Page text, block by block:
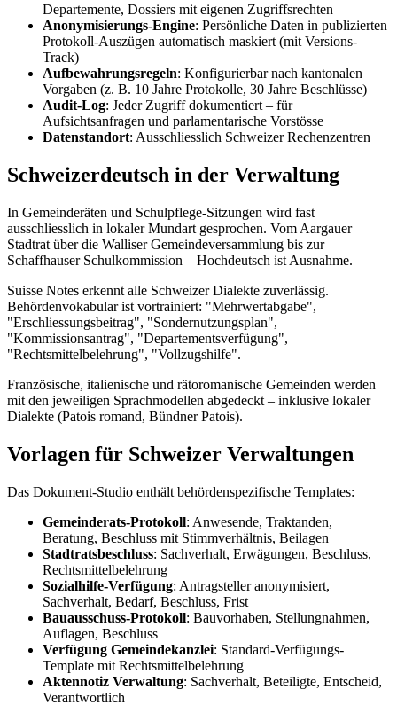
Departemente, Dossiers mit eigenen Zugriffsrechten
Anonymisierungs-Engine: Persönliche Daten in publizierten
Protokoll-Auszügen automatisch maskiert (mit Versions-
Track)
Aufbewahrungsregeln: Konfigurierbar nach kantonalen
Vorgaben (z. B. 10 Jahre Protokolle, 30 Jahre Beschlüsse)
Audit-Log: Jeder Zugriff dokumentiert – für
Aufsichtsanfragen und parlamentarische Vorstösse
Datenstandort: Ausschliesslich Schweizer Rechenzentren
Schweizerdeutsch in der Verwaltung
In Gemeinderäten und Schulpflege-Sitzungen wird fast
ausschliesslich in lokaler Mundart gesprochen. Vom Aargauer
Stadtrat über die Walliser Gemeindeversammlung bis zur
Schaffhauser Schulkommission – Hochdeutsch ist Ausnahme.
Suisse Notes erkennt alle Schweizer Dialekte zuverlässig.
Behördenvokabular ist vortrainiert: "Mehrwertabgabe",
"Erschliessungsbeitrag", "Sondernutzungsplan",
"Kommissionsantrag", "Departementsverfügung",
"Rechtsmittelbelehrung", "Vollzugshilfe".
Französische, italienische und rätoromanische Gemeinden werden
mit den jeweiligen Sprachmodellen abgedeckt – inklusive lokaler
Dialekte (Patois romand, Bündner Patois).
Vorlagen für Schweizer Verwaltungen
Das Dokument-Studio enthält behördenspezifische Templates:
Gemeinderats-Protokoll: Anwesende, Traktanden,
Beratung, Beschluss mit Stimmverhältnis, Beilagen
Stadtratsbeschluss: Sachverhalt, Erwägungen, Beschluss,
Rechtsmittelbelehrung
Sozialhilfe-Verfügung: Antragsteller anonymisiert,
Sachverhalt, Bedarf, Beschluss, Frist
Bauausschuss-Protokoll: Bauvorhaben, Stellungnahmen,
Auflagen, Beschluss
Verfügung Gemeindekanzlei: Standard-Verfügungs-
Template mit Rechtsmittelbelehrung
Aktennotiz Verwaltung: Sachverhalt, Beteiligte, Entscheid,
Verantwortlich